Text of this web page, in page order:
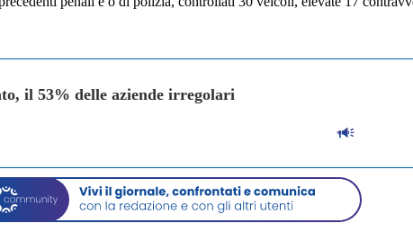
il 53% delle aziende irregolari